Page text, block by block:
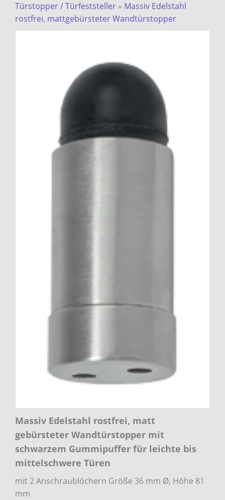
Türstopper / Türfeststeller » Massiv Edelstahl
rostfrei, mattgebürsteter Wandtürstopper
Massiv Edelstahl rostfrei, matt
gebürsteter Wandtürstopper mit
schwarzem Gummipuffer für leichte bis
mittelschwere Türen
mit 2 Anschraublöchern Größe 36 mm Ø, Höhe 81
mm